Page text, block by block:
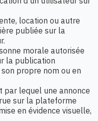
location ou autre
publiée sur la
morale autorisée
la publication
propre nom ou en
par lequel une annonce
sur la plateforme
en évidence visuelle,